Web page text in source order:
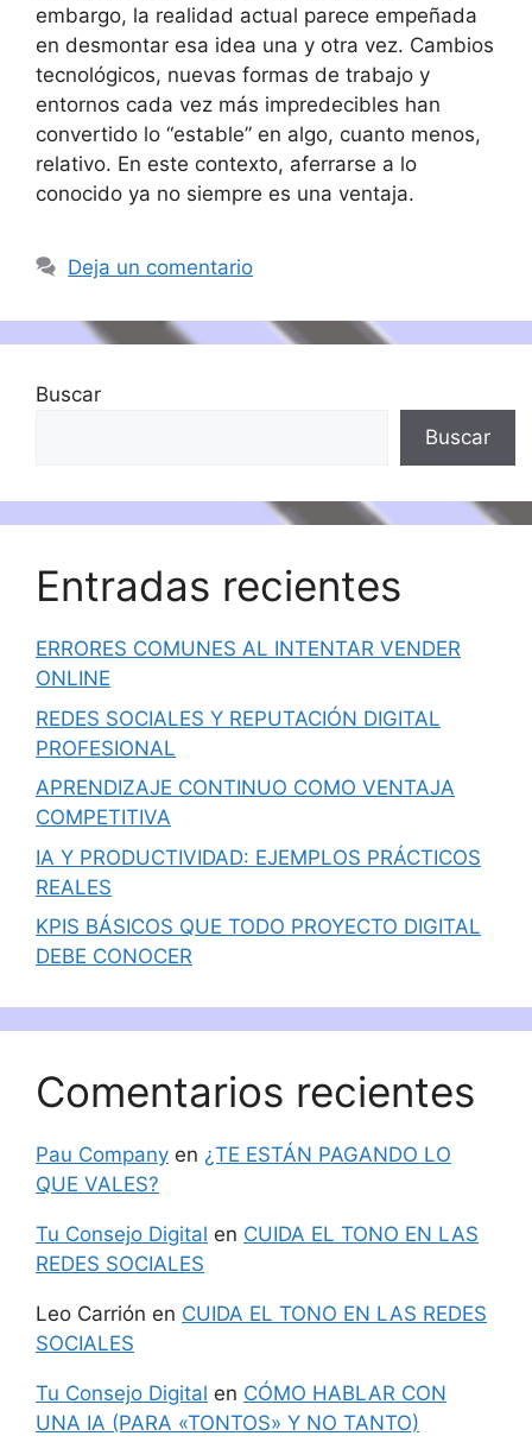
embargo, la realidad actual parece empeñada
en desmontar esa idea una y otra vez. Cambios
tecnológicos, nuevas formas de trabajo y
entornos cada vez más impredecibles han
convertido lo “estable” en algo, cuanto menos,
relativo. En este contexto, aferrarse a lo
conocido ya no siempre es una ventaja.
Deja un comentario
Buscar
Buscar
Entradas recientes
ERRORES COMUNES AL INTENTAR VENDER
ONLINE
REDES SOCIALES Y REPUTACIÓN DIGITAL
PROFESIONAL
APRENDIZAJE CONTINUO COMO VENTAJA
COMPETITIVA
IA Y PRODUCTIVIDAD: EJEMPLOS PRÁCTICOS
REALES
KPIS BÁSICOS QUE TODO PROYECTO DIGITAL
DEBE CONOCER
Comentarios recientes
Pau Company en ¿TE ESTÁN PAGANDO LO
QUE VALES?
Tu Consejo Digital en CUIDA EL TONO EN LAS
REDES SOCIALES
Leo Carrión en CUIDA EL TONO EN LAS REDES
SOCIALES
Tu Consejo Digital en CÓMO HABLAR CON
UNA IA (PARA «TONTOS» Y NO TANTO)